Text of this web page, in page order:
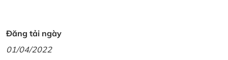
Đăng tải ngày
01/04/2022